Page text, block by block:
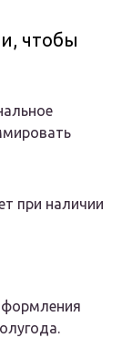
чтобы
при наличии